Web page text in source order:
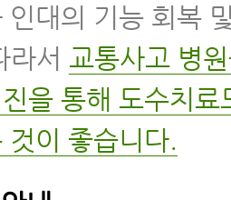
인대의 기능 회복
서 교통사고 병
을 통해 도수치료
것이 좋습니다.